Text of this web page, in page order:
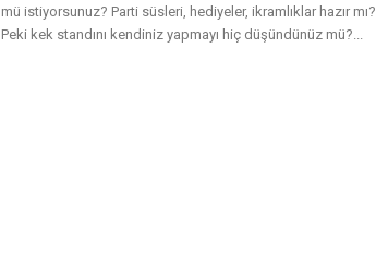
mü istiyorsunuz? Parti süsleri, hediyeler, ikramlıklar hazır mı?
Peki kek standını kendiniz yapmayı hiç düşündünüz mü?...